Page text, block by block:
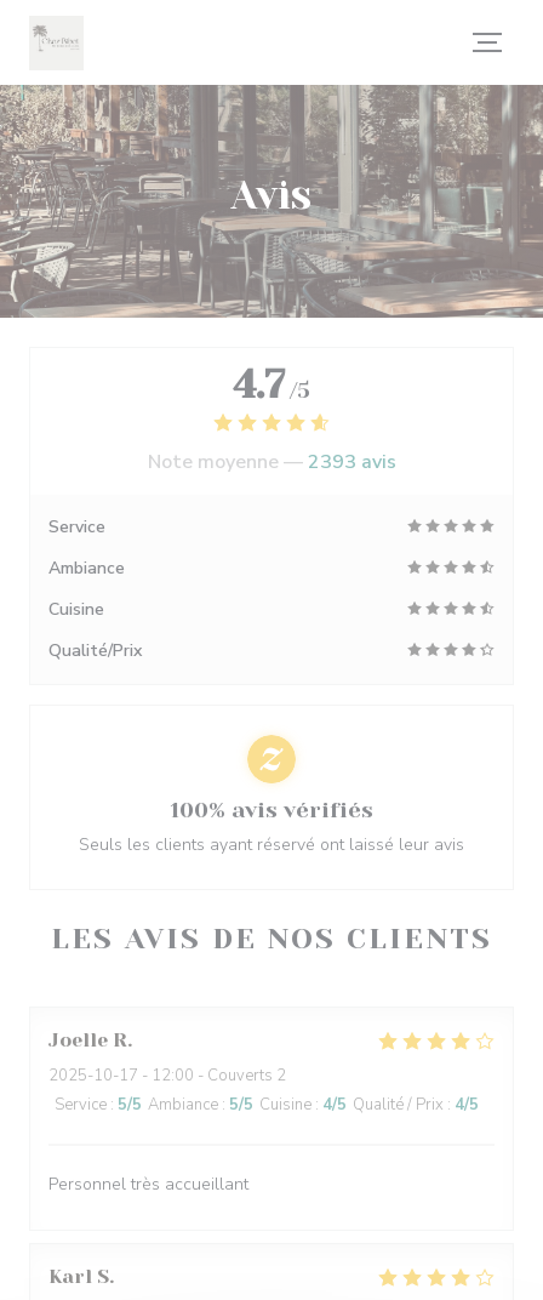
Avis
LES AVIS DE NOS CLIENTS
Joelle R
2025-10-17 - 12:00 - Couverts 2
Service : 5/5 Ambiance : 5/5 Cuisine : 4/5 Qualité / Prix : 4/5
Personnel très accueillant
Karl S
4.7 /5
Note moyenne —2393 avis
Service
Ambiance
Cuisine
Qualité/Prix
100% avis vérifiés
Seuls les clients ayant réservé ont laissé leur avis